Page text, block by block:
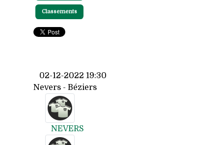
Classements
02-12-2022 19:30
Nevers - Béziers
NEVERS